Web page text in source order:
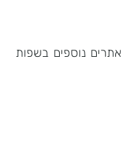
נוספים בשפות